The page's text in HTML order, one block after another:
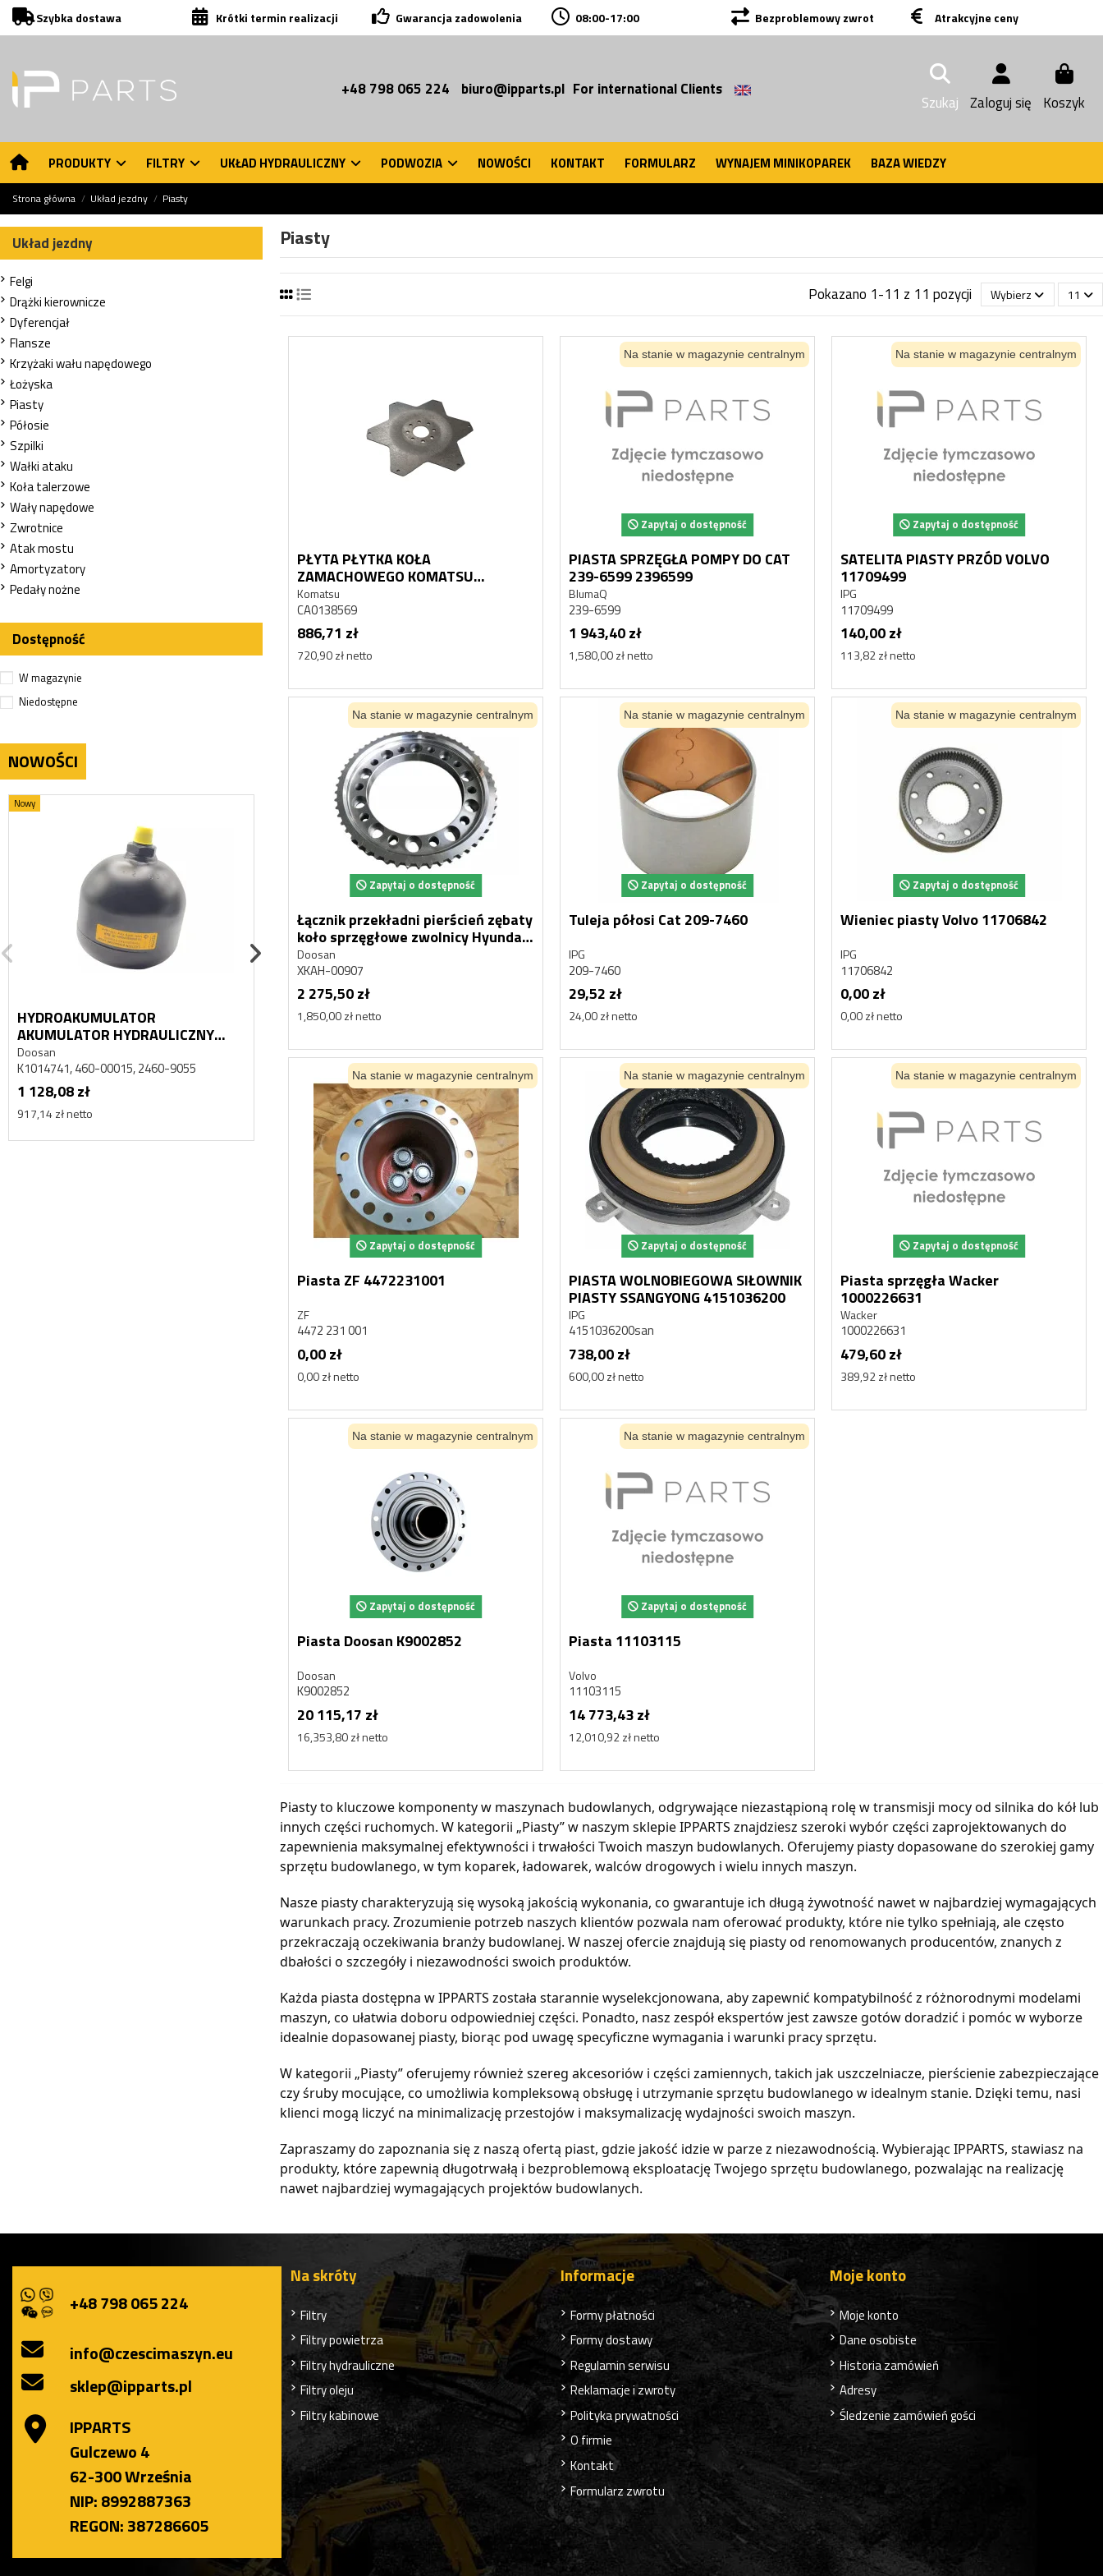
Szybka dostawa Krótki termin realizacji Gwarancja zadowolenia 08:00-17:00 Bezproblemowy zwrot Atrakcyjne ceny
+48 798 065 224 biuro@ipparts.pl For international Clients
Szukaj Zaloguj się Koszyk
PRODUKTY FILTRY UKŁAD HYDRAULICZNY PODWOZIA NOWOŚCI KONTAKT FORMULARZ WYNAJEM MINIKOPAREK BAZA WIEDZY
Strona główna Układ jezdny Piasty
Piasty
Pokazano 1-11 z 11 pozycji Wybierz 11
PŁYTA PŁYTKA KOŁA
ZAMACHOWEGO KOMATSU
CA0138569 WB91 WB93 WB97
WB140 WB150
Komatsu
CA0138569
886,71 zł
720,90 zł netto
Na stanie w magazynie centralnym
Zapytaj o dostępność
PIASTA SPRZĘGŁA POMPY DO CAT
239-6599 2396599
BlumaQ
239-6599
1 943,40 zł
1,580,00 zł netto
Na stanie w magazynie centralnym
Zapytaj o dostępność
SATELITA PIASTY PRZÓD VOLVO
11709499
IPG
11709499
140,00 zł
113,82 zł netto
Na stanie w magazynie centralnym
Zapytaj o dostępność
Łącznik przekładni pierścień zębaty
koło sprzęgłowe zwolnicy Hyundai
XKAH-00907
Doosan
XKAH-00907
2 275,50 zł
1,850,00 zł netto
Na stanie w magazynie centralnym
Zapytaj o dostępność
Tuleja półosi Cat 209-7460
IPG
209-7460
29,52 zł
24,00 zł netto
Na stanie w magazynie centralnym
Zapytaj o dostępność
Wieniec piasty Volvo 11706842
IPG
11706842
0,00 zł
0,00 zł netto
Na stanie w magazynie centralnym
Zapytaj o dostępność
Piasta ZF 4472231001
ZF
4472 231 001
0,00 zł
0,00 zł netto
Na stanie w magazynie centralnym
Zapytaj o dostępność
PIASTA WOLNOBIEGOWA SIŁOWNIK
PIASTY SSANGYONG 4151036200
IPG
4151036200san
738,00 zł
600,00 zł netto
Na stanie w magazynie centralnym
Zapytaj o dostępność
Piasta sprzęgła Wacker
1000226631
Wacker
1000226631
479,60 zł
389,92 zł netto
Na stanie w magazynie centralnym
Zapytaj o dostępność
Piasta Doosan K9002852
Doosan
K9002852
20 115,17 zł
16,353,80 zł netto
Na stanie w magazynie centralnym
Zapytaj o dostępność
Piasta 11103115
Volvo
11103115
14 773,43 zł
12,010,92 zł netto
Piasty to kluczowe komponenty w maszynach budowlanych, odgrywające niezastąpioną rolę w transmisji mocy od silnika do kół lub
innych części ruchomych. W kategorii „Piasty” w naszym sklepie IPPARTS znajdziesz szeroki wybór części zaprojektowanych do
zapewnienia maksymalnej efektywności i trwałości Twoich maszyn budowlanych. Oferujemy piasty dopasowane do szerokiej gamy
sprzętu budowlanego, w tym koparek, ładowarek, walców drogowych i wielu innych maszyn.
Nasze piasty charakteryzują się wysoką jakością wykonania, co gwarantuje ich długą żywotność nawet w najbardziej wymagających
warunkach pracy. Zrozumienie potrzeb naszych klientów pozwala nam oferować produkty, które nie tylko spełniają, ale często
przekraczają oczekiwania branży budowlanej. W naszej ofercie znajdują się piasty od renomowanych producentów, znanych z
dbałości o szczegóły i niezawodności swoich produktów.
Każda piasta dostępna w IPPARTS została starannie wyselekcjonowana, aby zapewnić kompatybilność z różnorodnymi modelami
maszyn, co ułatwia doboru odpowiedniej części. Ponadto, nasz zespół ekspertów jest zawsze gotów doradzić i pomóc w wyborze
idealnie dopasowanej piasty, biorąc pod uwagę specyficzne wymagania i warunki pracy sprzętu.
W kategorii „Piasty” oferujemy również szereg akcesoriów i części zamiennych, takich jak uszczelniacze, pierścienie zabezpieczające
czy śruby mocujące, co umożliwia kompleksową obsługę i utrzymanie sprzętu budowlanego w idealnym stanie. Dzięki temu, nasi
klienci mogą liczyć na minimalizację przestojów i maksymalizację wydajności swoich maszyn.
Zapraszamy do zapoznania się z naszą ofertą piast, gdzie jakość idzie w parze z niezawodnością. Wybierając IPPARTS, stawiasz na
produkty, które zapewnią długotrwałą i bezproblemową eksploatację Twojego sprzętu budowlanego, pozwalając na realizację
nawet najbardziej wymagających projektów budowlanych.
Układ jezdny
Felgi
Drążki kierownicze
Dyferencjał
Flansze
Krzyżaki wału napędowego
Łożyska
Piasty
Półosie
Szpilki
Wałki ataku
Koła talerzowe
Wały napędowe
Zwrotnice
Atak mostu
Amortyzatory
Pedały nożne
Dostępność
W magazynie
Niedostępne
NOWOŚCI
Nowy
HYDROAKUMULATOR
AKUMULATOR HYDRAULICZNY
DAEWOO DOOSAN MEGA 500
Doosan
K1014741, 460-00015, 2460-9055
1 128,08 zł
917,14 zł netto
HYDROAKUMULATOR
DAEWOO DOOSAN MEGA 400
Doosan
K1014741, 460-00015, 2460-9055
1 128,08 zł
917,14 zł netto
HYDROAKUMULATOR
DAEWOO DOOSAN MEGA 300
Doosan
K1014741, 460-00015, 2460-9055
1 128,08 zł
917,14 zł netto
HYDROAKUMULATOR
DAEWOO DOOSAN MEGA 250
Doosan
K1014741, 460-00015, 2460-9055
1 128,08 zł
917,14 zł netto
1
+48 798 065 224
info@czescimaszyn.eu
sklep@ipparts.pl
IPPARTS
Gulczewo 4
62-300 Września
NIP: 8992887363
REGON: 387286605
Na skróty
Filtry
Filtry powietrza
Filtry hydrauliczne
Filtry oleju
Filtry kabinowe
Informacje
Formy płatności
Formy dostawy
Regulamin serwisu
Reklamacje i zwroty
Polityka prywatności
O firmie
Kontakt
Formularz zwrotu
Moje konto
Moje konto
Dane osobiste
Historia zamówień
Adresy
Śledzenie zamówień gości